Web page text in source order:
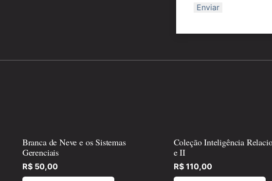
Branca de Neve e os Sistemas
Gerenciais
R$50,00
Coleção Inteligência
e II
R$110,00